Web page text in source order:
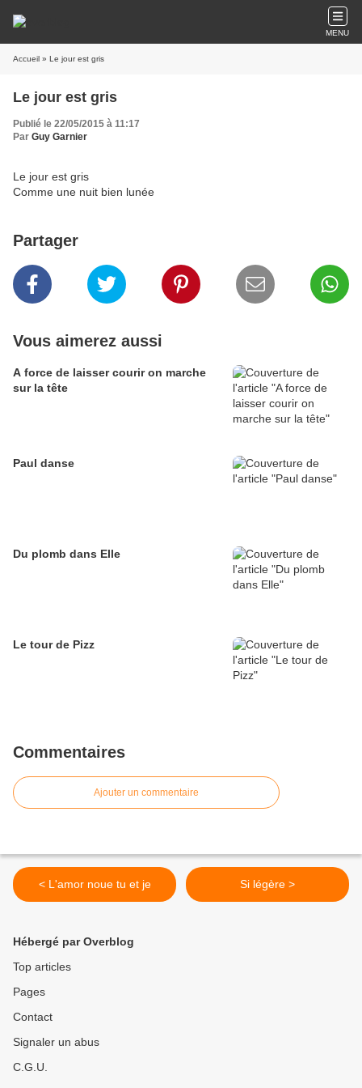
MENU
Accueil » Le jour est gris
Le jour est gris
Publié le 22/05/2015 à 11:17
Par Guy Garnier
Le jour est gris
Comme une nuit bien lunée
Partager
Vous aimerez aussi
A force de laisser courir on marche
sur la tête
Paul danse
Du plomb dans Elle
Le tour de Pizz
Commentaires
Ajouter un commentaire
< L'amor noue tu et je Si légère >
Hébergé par Overblog
Top articles
Pages
Contact
Signaler un abus
C.G.U.